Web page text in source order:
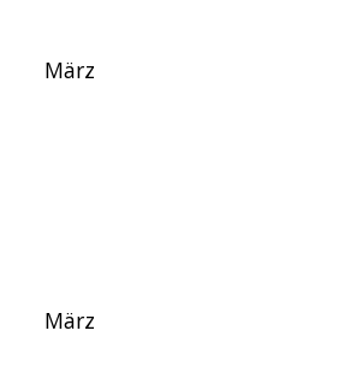
März
März